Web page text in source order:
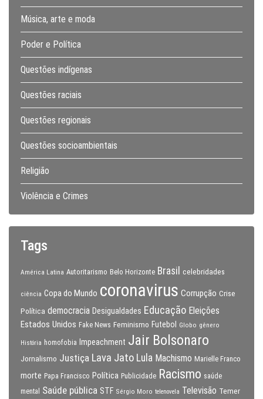
Música, arte e moda
Poder e Política
Questões indígenas
Questões raciais
Questões regionais
Questões socioambientais
Religião
Violência e Crimes
Tags
América Latina Autoritarismo Belo Horizonte Brasil celebridades
ciência Copa do Mundo coronavirus Corrupção Crise
Política democracia Desigualdades Educação Eleições
Estados Unidos Fake News Feminismo Futebol Globo gênero
História homofobia Impeachment Jair Bolsonaro
Jornalismo Justiça Lava Jato Lula Machismo Marielle Franco
morte Papa Francisco Política Publicidade Racismo saúde
mental
Saúde pública STF Sérgio Moro telenovela Televisão Temer